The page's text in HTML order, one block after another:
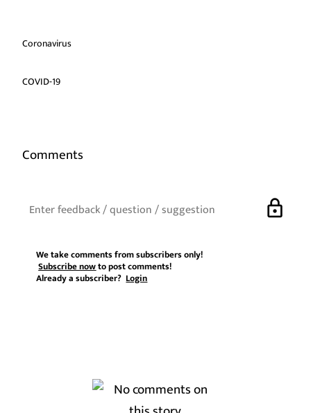
Coronavirus
COVID-19
Comments
lock
We take comments from subscribers only!
Subscribe nowto post comments!
Already a subscriber?Login